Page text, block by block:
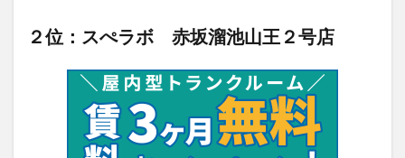
２位：スぺラボ 赤坂溜池山王２号店